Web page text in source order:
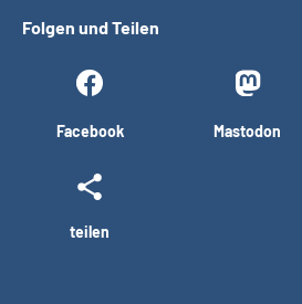
Folgen und Teilen
Facebook Mastodon
teilen